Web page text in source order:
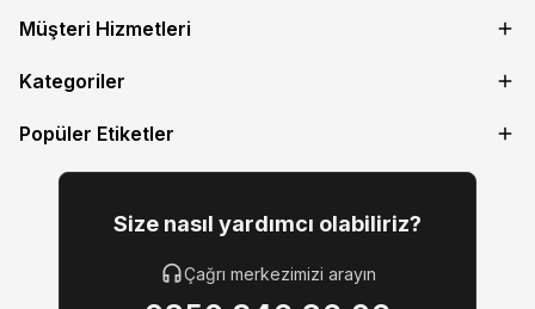
Müşteri Hizmetleri
Kategoriler
Popüler Etiketler
Size nasıl yardımcı olabiliriz?
Çağrı merkezimizi arayın